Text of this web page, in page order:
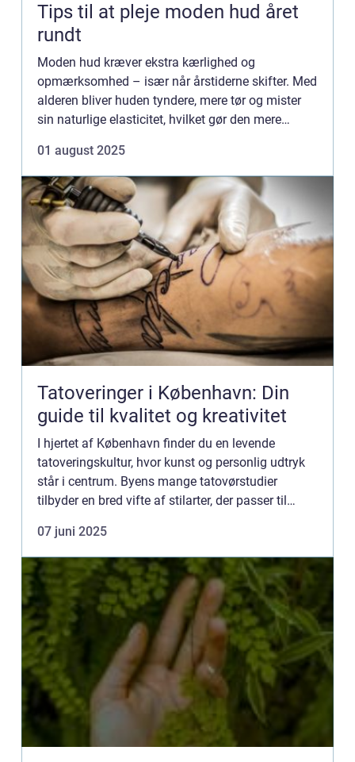
Tips til at pleje moden hud året
rundt
Moden hud kræver ekstra kærlighed og
opmærksomhed – især når årstiderne skifter. Med
alderen bliver huden tyndere, mere tør og mister
sin naturlige elasticitet, hvilket gør den mere
01 august 2025
Tatoveringer i København: Din
guide til kvalitet og kreativitet
I hjertet af København finder du en levende
tatoveringskultur, hvor kunst og personlig udtryk
står i centrum. Byens mange tatovørstudier
tilbyder en bred vifte af stilarter, der passer til
07 juni 2025